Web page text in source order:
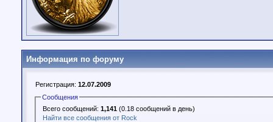
Информация по форуму
Регистрация: 12.07.2009
Сообщения
Всего сообщений:1,141 (0.18 сообщений в день)
Найти все сообщения от Rock